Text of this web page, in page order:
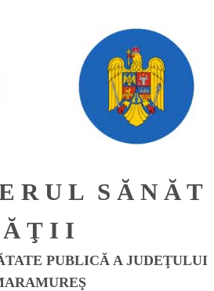
R U L S Ă N Ă T
Ă Ţ I I
PUBLICĂ A JUDEŢULUI